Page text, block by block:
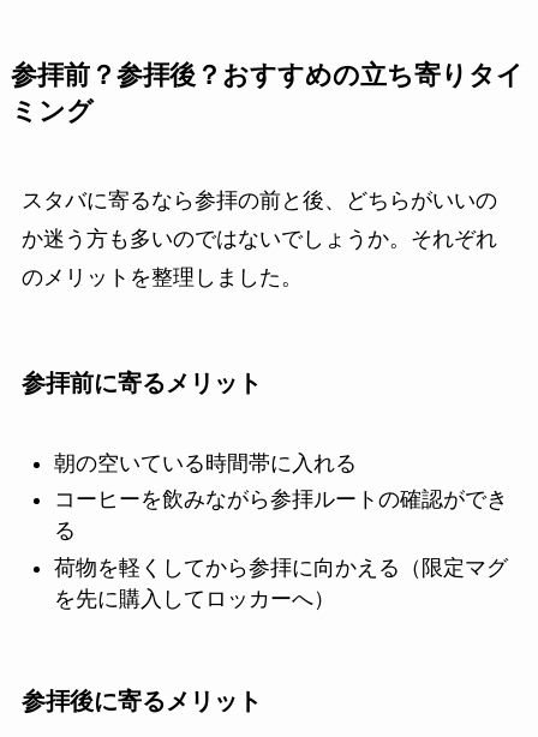
参拝前？参拝後？おすすめの立ち寄りタイ
ミング
スタバに寄るなら参拝の前と後、どちらがいいの
か迷う方も多いのではないでしょうか。それぞれ
のメリットを整理しました。
参拝前に寄るメリット
朝の空いている時間帯に入れる
コーヒーを飲みながら参拝ルートの確認ができ
る
荷物を軽くしてから参拝に向かえる（限定マグ
を先に購入してロッカーへ）
参拝後に寄るメリット